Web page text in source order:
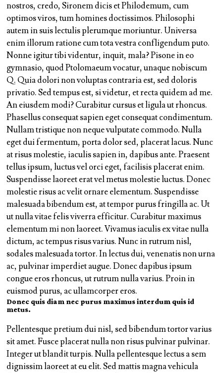
nostros, credo, Sironem dicis et Philodemum, cum
optimos viros, tum homines doctissimos. Philosophi
autem in suis lectulis plerumque moriuntur. Universa
enim illorum ratione cum tota vestra confligendum puto.
Nonne igitur tibi videntur, inquit, mala? Pisone in eo
gymnasio, quod Ptolomaeum vocatur, unaque nobiscum
Q. Quia dolori non voluptas contraria est, sed doloris
privatio. Sed tempus est, si videtur, et recta quidem ad me.
An eiusdem modi?Curabitur cursus et ligula ut rhoncus.
Phasellus consequat sapien eget consequat condimentum.
Nullam tristique non neque vulputate commodo. Nulla
eget dui fermentum, porta dolor sed, placerat lacus. Nunc
at risus molestie, iaculis sapien in, dapibus ante.Praesent
tellus ipsum, luctus vel orci eget, facilisis placerat enim.
Suspendisse laoreet erat vel metus molestie luctus. Donec
molestie risus ac velit ornare elementum. Suspendisse
malesuada bibendum est, at tempor purus fringilla ac. Ut
ut nulla vitae felis viverra efficitur. Curabitur maximus
elementum mi non laoreet. Vivamus iaculis ex vitae nulla
dictum, ac tempus risus varius. Nunc in rutrum nisl,
sodales malesuada tortor. In lectus dui, venenatis non urna
ac, pulvinar imperdiet augue. Donec dapibus ipsum
congue eros rhoncus, ut rutrum nulla varius. Proin in
euismod purus, ac ullamcorper eros.
Donec quis diam nec purus maximus interdum quis id
metus.
Pellentesque pretium dui nisl, sed bibendum tortor varius
sit amet. Fusce placerat nulla non risus pulvinar pulvinar.
Integer ut blandit turpis. Nulla pellentesque lectus a sem
dignissim laoreet at eu elit. Sed mattis magna vehicula